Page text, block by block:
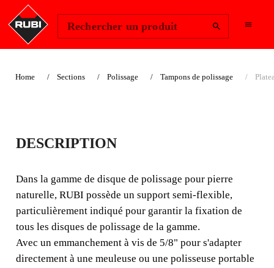
Rechercher un produit
Home Sections Polissage Tampons de polissage
PLATEAU SUPPORT
DISQUE DE
POLISSAGE
Dans la gamme de disque de polissage pour pierre
naturelle, RUBI possède un support semi-flexible,
particulièrement indiqué pour garantir la fixation de tous
les disques de polissage de la gamme.
DESCRIPTION
Dans la gamme de disque de polissage pour pierre
naturelle, RUBI possède un support semi-flexible,
particulièrement indiqué pour garantir la fixation de
tous les disques de polissage de la gamme.
Avec un emmanchement à vis de 5/8" pour s'adapter
directement à une meuleuse ou une polisseuse portable